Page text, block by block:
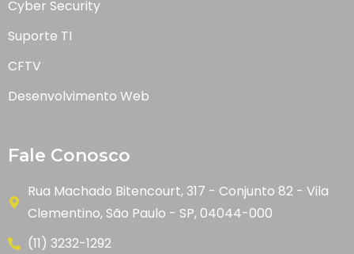
Cyber Security
Suporte TI
CFTV
Desenvolvimento Web
Fale Conosco
Rua Machado Bitencourt, 317 - Conjunto 82 - Vila
Clementino, São Paulo - SP, 04044-000
(11) 3232-1292